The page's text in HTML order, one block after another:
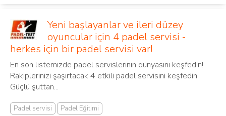
Yeni başlayanlar ve ileri düzey
oyuncular için 4 padel servisi -
herkes için bir padel servisi var!
En son listemizde padel servislerinin dünyasını keşfedin!
Rakiplerinizi şaşırtacak 4 etkili padel servisini keşfedin.
Güçlü şuttan...
Padel servisi Padel Eğitimi